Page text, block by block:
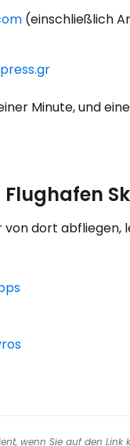
(einschließlich
Minute, und
dort abfliegen,
wenn Sie auf den Link